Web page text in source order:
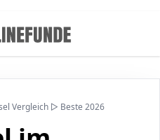
Vergleich ▷ Beste 2026